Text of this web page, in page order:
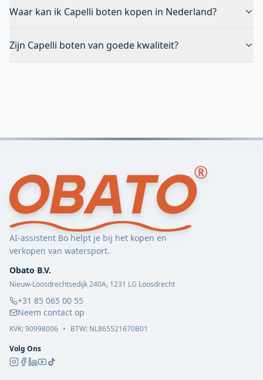
Waar kan ik Capelli boten kopen in Nederland?
Zijn Capelli boten van goede kwaliteit?
AI-assistent Bo helpt je bij het kopen en
verkopen van watersport.
Obato B.V.
Nieuw-Loosdrechtsedijk 240A, 1231 LG Loosdrecht
+31 85 065 00 55
Neem contact op
KVK:90998006 • BTW: NL865521670B01
Volg Ons